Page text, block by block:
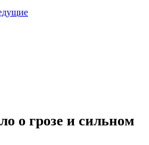
о грозе и сильном